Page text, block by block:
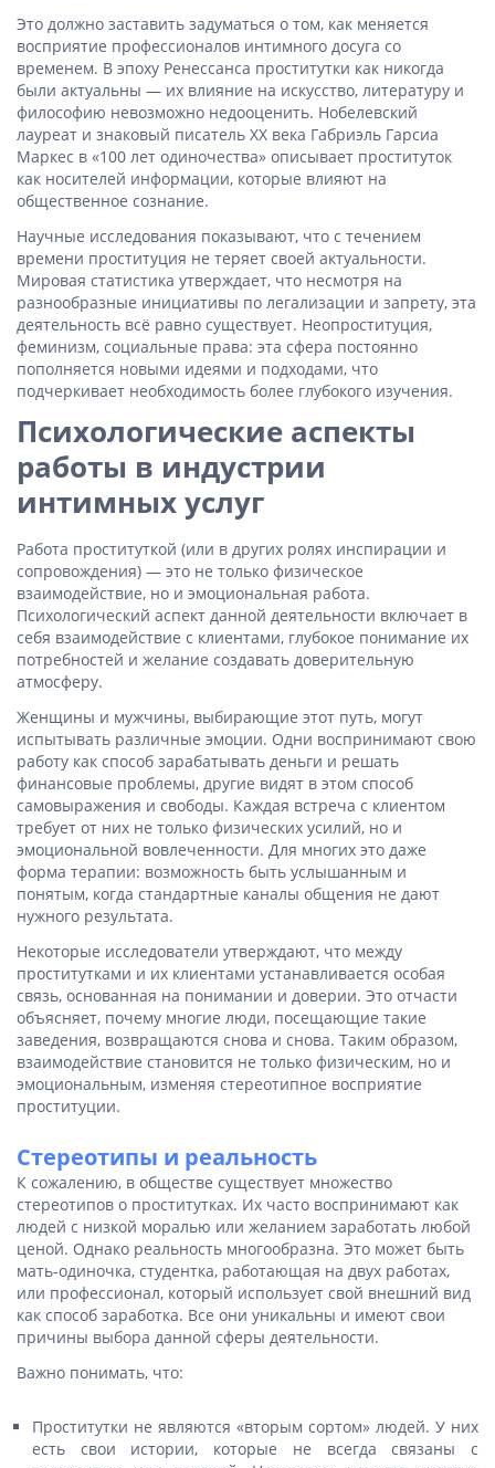
Это должно заставить задуматься о том, как меняется
восприятие профессионалов интимного досуга со
временем. В эпоху Ренессанса проститутки как никогда
были актуальны — их влияние на искусство, литературу и
философию невозможно недооценить. Нобелевский
лауреат и знаковый писатель XX века Габриэль Гарсиа
Маркес в «100 лет одиночества» описывает проституток
как носителей информации, которые влияют на
общественное сознание.
Научные исследования показывают, что с течением
времени проституция не теряет своей актуальности.
Мировая статистика утверждает, что несмотря на
разнообразные инициативы по легализации и запрету, эта
деятельность всё равно существует. Неопроституция,
феминизм, социальные права: эта сфера постоянно
пополняется новыми идеями и подходами, что
подчеркивает необходимость более глубокого изучения.
Психологические аспекты
работы в индустрии
интимных услуг
Работа проституткой (или в других ролях инспирации и
сопровождения) — это не только физическое
взаимодействие, но и эмоциональная работа.
Психологический аспект данной деятельности включает в
себя взаимодействие с клиентами, глубокое понимание их
потребностей и желание создавать доверительную
атмосферу.
Женщины и мужчины, выбирающие этот путь, могут
испытывать различные эмоции. Одни воспринимают свою
работу как способ зарабатывать деньги и решать
финансовые проблемы, другие видят в этом способ
самовыражения и свободы. Каждая встреча с клиентом
требует от них не только физических усилий, но и
эмоциональной вовлеченности. Для многих это даже
форма терапии: возможность быть услышанным и
понятым, когда стандартные каналы общения не дают
нужного результата.
Некоторые исследователи утверждают, что между
проститутками и их клиентами устанавливается особая
связь, основанная на понимании и доверии. Это отчасти
объясняет, почему многие люди, посещающие такие
заведения, возвращаются снова и снова. Таким образом,
взаимодействие становится не только физическим, но и
эмоциональным, изменяя стереотипное восприятие
проституции.
Стереотипы и реальность
К сожалению, в обществе существует множество
стереотипов о проститутках. Их часто воспринимают как
людей с низкой моралью или желанием заработать любой
ценой. Однако реальность многообразна. Это может быть
мать-одиночка, студентка, работающая на двух работах,
или профессионал, который использует свой внешний вид
как способ заработка. Все они уникальны и имеют свои
причины выбора данной сферы деятельности.
Важно понимать, что:
Проститутки не являются «вторым сортом» людей. У них
есть свои истории, которые не всегда связаны с